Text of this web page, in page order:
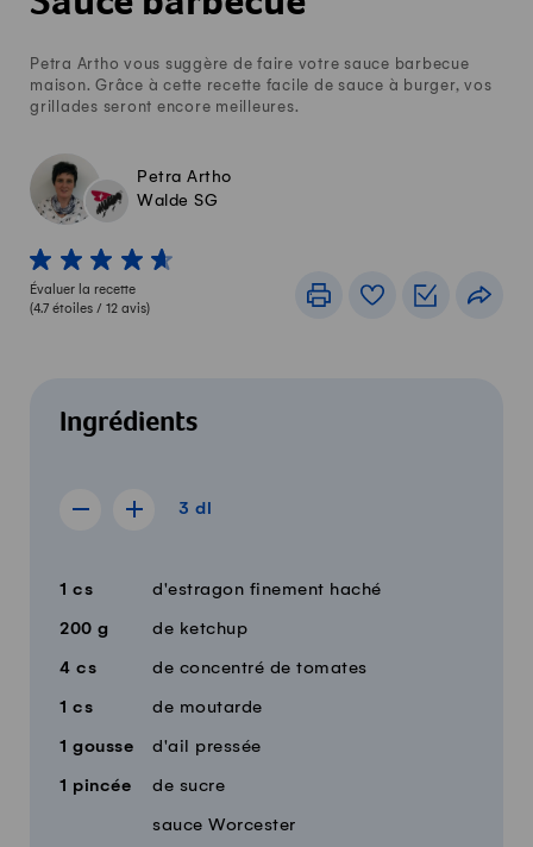
Petra Artho vous suggère de faire votre sauce barbecue
maison. Grâce à cette recette facile de sauce à burger, vos
grillades seront encore meilleures.
Petra Artho
Walde SG
1 von 5 étoiles
2 von 5 étoiles
3 von 5 étoiles
4 von 5 étoiles
5 von 5 étoiles
Évaluer la recette
(4.7 étoiles / 12 avis)
ImprimerLivre de recettes
Listes de
Ingrédients
Afficher la recette de 2 dl
Afficher la recette de 4 dl
3 dl
Quantité Ingrédients
1 cs d'estragon finement haché
200 g de ketchup
4 cs de concentré de tomates
1 cs de moutarde
1 gousse d'ail pressée
1 pincée de sucre
sauce Worcester